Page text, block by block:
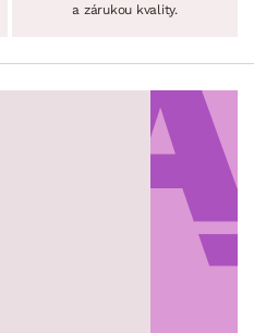
a zárukou kvality.